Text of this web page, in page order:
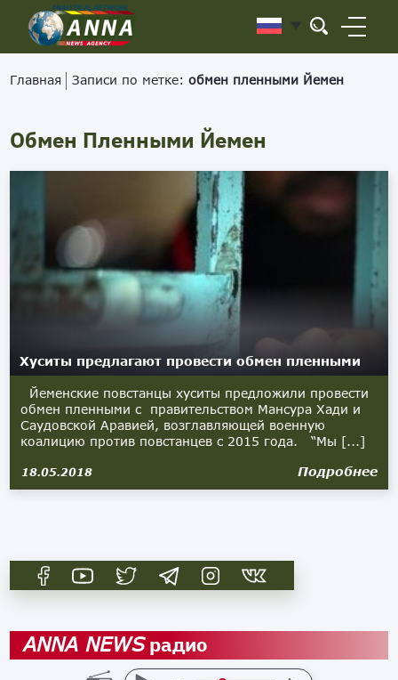
Главная Записи по метке:обмен пленными Йемен
Обмен Пленными Йемен
Хуситы предлагают провести обмен пленными
Йеменские повстанцы хуситы предложили провести
обмен пленными с правительством Мансура Хади и
Саудовской Аравией, возглавляющей военную
коалицию против повстанцев с 2015 года. “Мы [...]
18.05.2018 Подробнее
ANNA NEWSрадио